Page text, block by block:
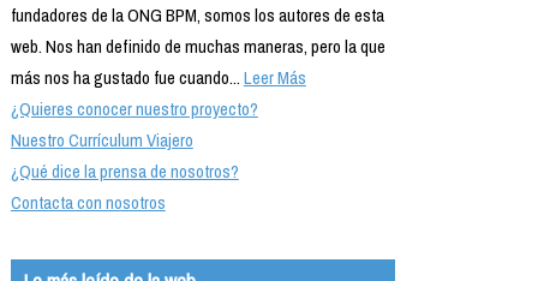
fundadores de la ONG BPM, somos los autores de esta
web. Nos han definido de muchas maneras, pero la que
más nos ha gustado fue cuando...Leer Más
¿Quieres conocer nuestro proyecto?
Nuestro Currículum Viajero
¿Qué dice la prensa de nosotros?
Contacta con nosotros